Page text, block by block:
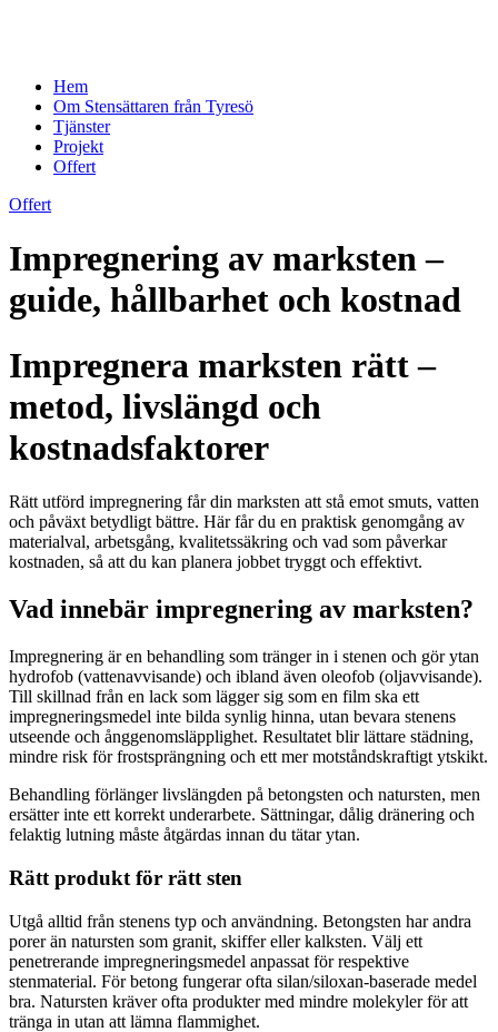
Hem
Om Stensättaren från Tyresö
Tjänster
Projekt
Offert
Offert
Impregnering av marksten –
guide, hållbarhet och kostnad
Impregnera marksten rätt –
metod, livslängd och
kostnadsfaktorer
Rätt utförd impregnering får din marksten att stå emot smuts, vatten
och påväxt betydligt bättre. Här får du en praktisk genomgång av
materialval, arbetsgång, kvalitetssäkring och vad som påverkar
kostnaden, så att du kan planera jobbet tryggt och effektivt.
Vad innebär impregnering av marksten?
Impregnering är en behandling som tränger in i stenen och gör ytan
hydrofob (vattenavvisande) och ibland även oleofob (oljavvisande).
Till skillnad från en lack som lägger sig som en film ska ett
impregneringsmedel inte bilda synlig hinna, utan bevara stenens
utseende och ånggenomsläpplighet. Resultatet blir lättare städning,
mindre risk för frostsprängning och ett mer motståndskraftigt ytskikt.
Behandling förlänger livslängden på betongsten och natursten, men
ersätter inte ett korrekt underarbete. Sättningar, dålig dränering och
felaktig lutning måste åtgärdas innan du tätar ytan.
Rätt produkt för rätt sten
Utgå alltid från stenens typ och användning. Betongsten har andra
porer än natursten som granit, skiffer eller kalksten. Välj ett
penetrerande impregneringsmedel anpassat för respektive
stenmaterial. För betong fungerar ofta silan/siloxan-baserade medel
bra. Natursten kräver ofta produkter med mindre molekyler för att
tränga in utan att lämna flammighet.